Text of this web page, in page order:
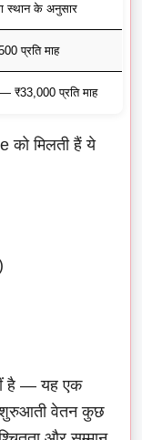
स्थान के अनुसार
प्रति माह
₹33,000 प्रति माह
मिलती हैं ये
है — यह एक
शुरुआती वेतन कुछ